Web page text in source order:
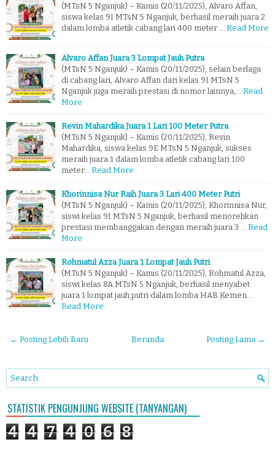
(MTsN 5 Nganjuk) – Kamis (20/11/2025), Alvaro Affan,
siswa kelas 9I MTsN 5 Nganjuk, berhasil meraih juara 2
dalam lomba atletik cabang lari 400 meter …
Read More
Alvaro Affan Juara 3 Lompat Jauh Putra
(MTsN 5 Nganjuk) – Kamis (20/11/2025), selain berlaga
di cabang lari, Alvaro Affan dari kelas 9I MTsN 5
Nganjuk juga meraih prestasi di nomor lainnya,…
Read
More
Revin Mahardika Juara 1 Lari 100 Meter Putra
(MTsN 5 Nganjuk) – Kamis (20/11/2025), Revin
Mahardika, siswa kelas 9E MTsN 5 Nganjuk, sukses
meraih juara 1 dalam lomba atletik cabang lari 100
meter…
Read More
Khorinnisa Nur Raih Juara 3 Lari 400 Meter Putri
(MTsN 5 Nganjuk) – Kamis (20/11/2025), Khorinnisa Nur,
siswi kelas 9I MTsN 5 Nganjuk, berhasil menorehkan
prestasi membanggakan dengan meraih juara 3 …
Read
More
Rohmatul Azza Juara 1 Lompat Jauh Putri
(MTsN 5 Nganjuk) – Kamis (20/11/2025), Rohmatul Azza,
siswi kelas 8A MTsN 5 Nganjuk, berhasil menyabet
juara 1 lompat jauh putri dalam lomba HAB Kemen…
Read More
← Posting Lebih Baru Posting Lama →
Beranda
STATISTIK PENGUNJUNG WEBSITE (TANYANGAN)
4 4 7 4 0 6 8